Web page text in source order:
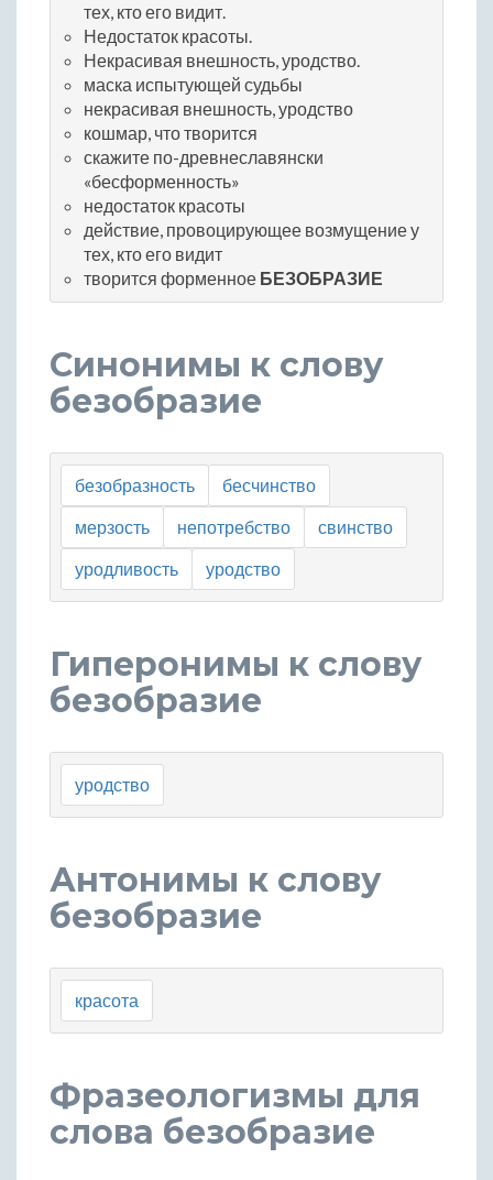
тех, кто его видит.
Недостаток красоты.
Некрасивая внешность, уродство.
маска испытующей судьбы
некрасивая внешность, уродство
кошмар, что творится
скажите по-древнеславянски
«бесформенность»
недостаток красоты
действие, провоцирующее возмущение у
тех, кто его видит
творится форменное БЕЗОБРАЗИЕ
Синонимы к слову
безобразие
безобразность
бесчинство
мерзость
непотребство
свинство
уродливость
уродство
Гиперонимы к слову
безобразие
уродство
Антонимы к слову
безобразие
красота
Фразеологизмы для
слова безобразие